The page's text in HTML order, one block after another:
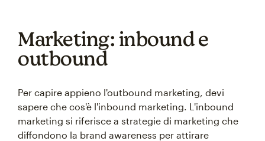
Marketing: inbound e
outbound
Per capire appieno l'outbound marketing, devi
sapere che cos'è l'inbound marketing. L'inbound
marketing si riferisce a strategie di marketing che
diffondono la brand awareness per attirare